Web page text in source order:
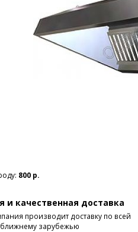
800 р.
и качественная доставка
производит доставку по всей
зарубежью